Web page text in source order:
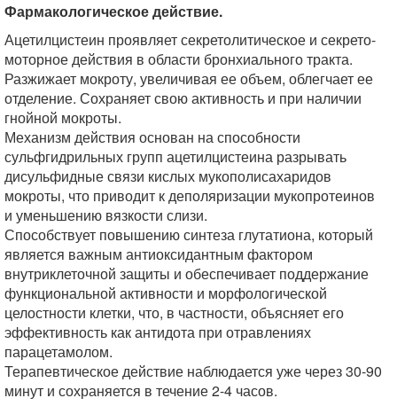
Фармакологическое действие.
Ацетилцистеин проявляет секретолитическое и секрето-
моторное действия в области бронхиального тракта.
Разжижает мокроту, увеличивая ее объем, облегчает ее
отделение. Сохраняет свою активность и при наличии
гнойной мокроты.
Механизм действия основан на способности
сульфгидрильных групп ацетилцистеина разрывать
дисульфидные связи кислых мукополисахаридов
мокроты, что приводит к деполяризации мукопротеинов
и уменьшению вязкости слизи.
Способствует повышению синтеза глутатиона, который
является важным антиоксидантным фактором
внутриклеточной защиты и обеспечивает поддержание
функциональной активности и морфологической
целостности клетки, что, в частности, объясняет его
эффективность как антидота при отравлениях
парацетамолом.
Терапевтическое действие наблюдается уже через 30-90
минут и сохраняется в течение 2-4 часов.